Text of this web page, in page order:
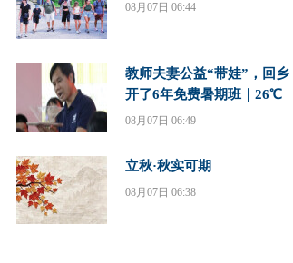
08月07日 06:44
教师夫妻公益“带娃”，回乡
开了6年免费暑期班｜26℃
08月07日 06:49
立秋·秋实可期
08月07日 06:38